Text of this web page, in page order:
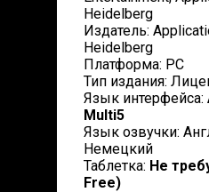
Heidelberg
Издатель:
Heidelberg
Платформа: PC
Тип издания:
Язык интерфейса:
Multi5
Язык озвучки:
Немецкий
Таблетка: Не
Free)